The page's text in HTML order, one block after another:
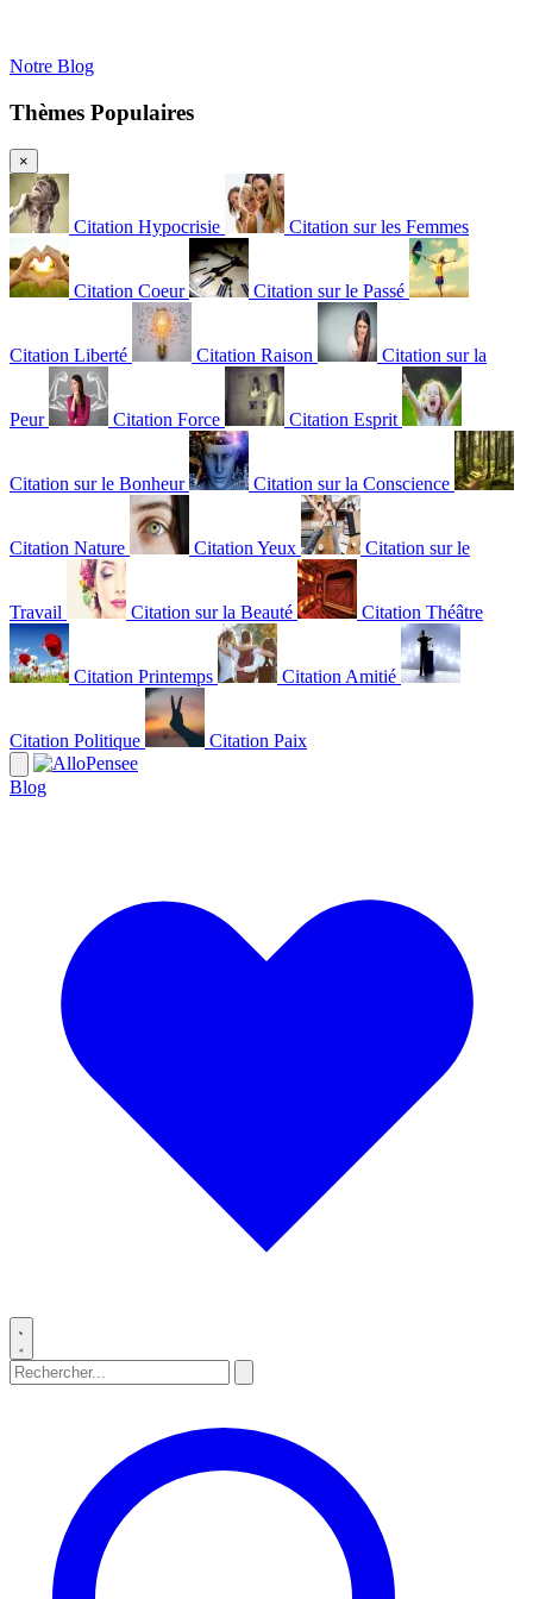
Notre Blog
Thèmes Populaires
×
Citation Hypocrisie Citation sur les Femmes
Citation Coeur Citation sur le Passé
Citation Liberté Citation Raison Citation sur la
Peur Citation Force Citation Esprit
Citation sur le Bonheur Citation sur la Conscience
Citation Nature Citation Yeux Citation sur le
Travail Citation sur la Beauté Citation Théâtre
Citation Printemps Citation Amitié
Citation Politique Citation Paix
Blog